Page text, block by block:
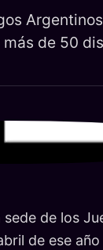
de 50
de los
de ese